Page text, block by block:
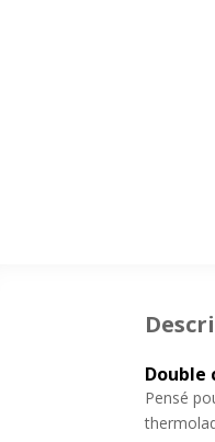
Double
Pensé